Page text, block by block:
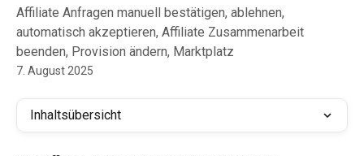
Affiliate Anfragen manuell bestätigen, ablehnen,
automatisch akzeptieren, Affiliate Zusammenarbeit
beenden, Provision ändern, Marktplatz
7. August 2025
Inhaltsübersicht